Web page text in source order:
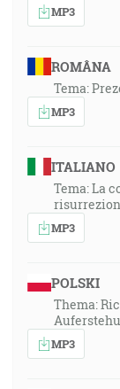
MP3
ROMÂNA
Tema:
MP3
ITALIANO
Tema: La
MP3
POLSKI
Thema:
MP3